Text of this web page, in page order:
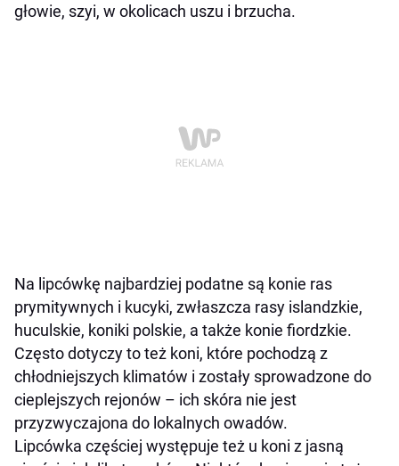
głowie, szyi, w okolicach uszu i brzucha.
Na lipcówkę najbardziej podatne są konie ras
prymitywnych i kucyki, zwłaszcza rasy islandzkie,
huculskie, koniki polskie, a także konie fiordzkie.
Często dotyczy to też koni, które pochodzą z
chłodniejszych klimatów i zostały sprowadzone do
cieplejszych rejonów – ich skóra nie jest
przyzwyczajona do lokalnych owadów.
Lipcówka częściej występuje też u koni z jasną